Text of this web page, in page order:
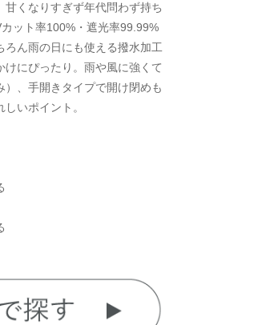
くなりすぎず年代問わず持ち
ット率100%・遮光率99.99%
ろん雨の日にも使える撥水加工
にぴったり。雨や風に強くて
、手開きタイプで開け閉めも
いポイント。